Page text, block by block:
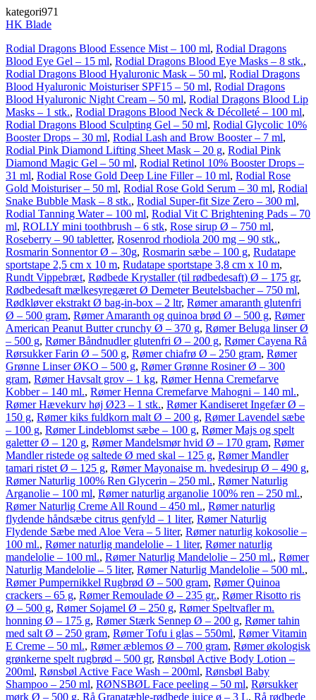
kategori971
HK Blade
Rodial Dragons Blood Essence Mist – 100 ml, Rodial Dragons
Blood Eye Gel – 15 ml, Rodial Dragons Blood Eye Masks – 8 stk.,
Rodial Dragons Blood Hyaluronic Mask – 50 ml, Rodial Dragons
Blood Hyaluronic Moisturiser SPF15 – 50 ml, Rodial Dragons
Blood Hyaluronic Night Cream – 50 ml, Rodial Dragons Blood Lip
Masks – 1 stk., Rodial Dragons Blood Neck & Décolleté – 100 ml,
Rodial Dragons Blood Sculpting Gel – 50 ml, Rodial Glycolic 10%
Booster Drops – 30 ml, Rodial Lash and Brow Booster – 7 ml,
Rodial Pink Diamond Lifting Sheet Mask – 20 g, Rodial Pink
Diamond Magic Gel – 50 ml, Rodial Retinol 10% Booster Drops –
31 ml, Rodial Rose Gold Deep Line Filler – 10 ml, Rodial Rose
Gold Moisturiser – 50 ml, Rodial Rose Gold Serum – 30 ml, Rodial
Snake Bubble Mask – 8 stk., Rodial Super-fit Size Zero – 300 ml,
Rodial Tanning Water – 100 ml, Rodial Vit C Brightening Pads – 70
ml, ROLLY mini toothbrush – 6 stk, Rose sirup Ø – 750 ml,
Roseberry – 90 tabletter, Rosenrod rhodiola 200 mg – 90 stk.,
Rosmarin Sonnentor Ø – 30g, Rosmarin sæbe – 100 g, Rudatape
sportstape 2,5 cm x 10 m, Rudatape sportstape 3,8 cm x 10 m,
Rundt Vippebræt, Rødbede Krystaller (til rødbedesaft) Ø – 175 gr,
Rødbedesaft mælkesyregæret Ø Demeter Beutelsbacher – 750 ml,
Rødkløver ekstrakt Ø bag-in-box – 2 ltr, Rømer amaranth glutenfri
Ø – 500 gram, Rømer Amaranth og quinoa brød Ø – 500 g, Rømer
American Peanut Butter crunchy Ø – 370 g, Rømer Beluga linser Ø
– 500 g, Rømer Båndnudler glutenfri Ø – 200 g, Rømer Cayena Rå
Rørsukker Farin Ø – 500 g, Rømer chiafrø Ø – 250 gram, Rømer
Grønne Linser ØKO – 500 g, Rømer Grønne Rosiner Ø – 300
gram, Rømer Havsalt grov – 1 kg, Rømer Henna Cremefarve
Kobber – 140 ml., Rømer Henna Cremefarve Mahogni – 140 ml.,
Rømer Hævekurv høj Ø23 – 1 stk., Rømer Kandiseret Ingefær Ø –
150 g, Rømer kiks fuldkorn malt Ø – 200 g, Rømer Lavendel sæbe
– 100 g, Rømer Lindeblomst sæbe – 100 g, Rømer Majs og spelt
galetter Ø – 120 g, Rømer Mandelsmør hvid Ø – 170 gram, Rømer
Mandler ristede og saltede Ø med skal – 125 g, Rømer Mandler
tamari ristet Ø – 125 g, Rømer Mayonaise m. hvedesirup Ø – 490 g,
Rømer Naturlig 100% Ren Glycerin – 250 ml., Rømer Naturlig
Arganolie – 100 ml, Rømer naturlig arganolie 100% ren – 250 ml.,
Rømer Naturlig Creme All Round – 450 ml., Rømer naturlig
flydende håndsæbe citrus genfyld – 1 liter, Rømer Naturlig
Flydende Sæbe med Aloe Vera – 5 liter, Rømer naturlig kokosolie –
100 ml., Rømer naturlig mandelolie – 1 liter, Rømer naturlig
mandelolie – 100 ml., Rømer Naturlig Mandelolie – 250 ml., Rømer
Naturlig Mandelolie – 5 liter, Rømer Naturlig Mandelolie – 500 ml.,
Rømer Pumpernikkel Rugbrød Ø – 500 gram, Rømer Quinoa
crackers – 65 g, Rømer Remoulade Ø – 235 gr., Rømer Risotto ris
Ø – 500 g, Rømer Sojamel Ø – 250 g, Rømer Speltvafler m.
honning Ø – 175 g, Rømer Stærk Sennep Ø – 200 g, Rømer tahin
med salt Ø – 250 gram, Rømer Tofu i glas – 550ml, Rømer Vitamin
E Creme – 50 ml., Rømer æblemos Ø – 700 gram, Rømer økologisk
grønkerne spelt rugbrød – 500 gr, Rønsbøl Active Body Lotion –
200ml, Rønsbøl Active Face Wash – 200ml, Rønsbøl Baby
Shampoo – 250 ml, RØNSBØL Face peeling – 50 ml, Rørsukker
mørk Ø – 500 g, Rå Granatæble-rødbede juice ø – 3 L, Rå rødbede